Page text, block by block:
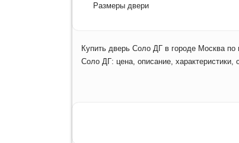
Размеры двери
Купить дверь Соло ДГ в городе Москва по
Соло ДГ: цена, описание,